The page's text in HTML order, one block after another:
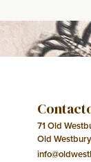
71 Old
Old